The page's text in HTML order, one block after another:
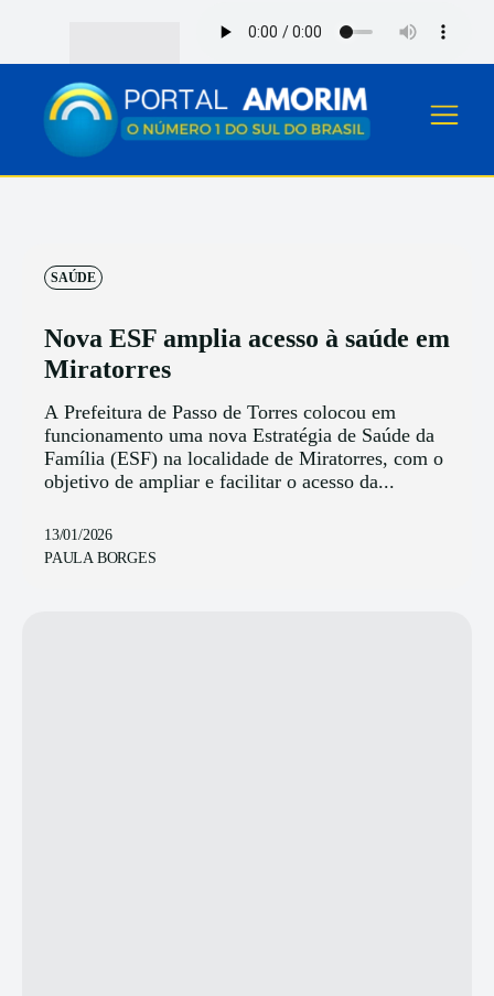
SAÚDE
Nova ESF amplia acesso à saúde em
Miratorres
A Prefeitura de Passo de Torres colocou em
funcionamento uma nova Estratégia de Saúde da
Família (ESF) na localidade de Miratorres, com o
objetivo de ampliar e facilitar o acesso da...
13/01/2026
PAULA BORGES